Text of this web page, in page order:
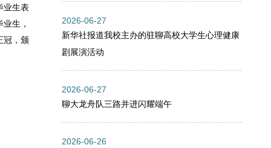
业生表
生，
冠，颁
2026-06-27
新华社报道我校主办的驻聊高校大学生心理健康
剧展演活动
2026-06-27
聊大龙舟队三路并进闪耀端午
2026-06-26